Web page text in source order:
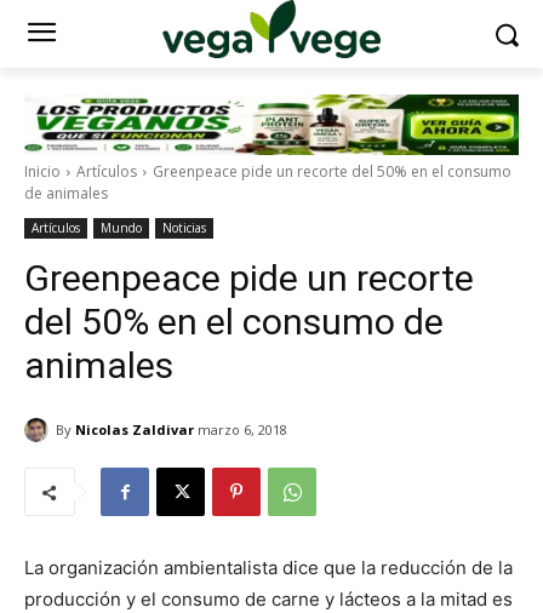
Inicio Artículos
Greenpeace pide un recorte del 50% en el consumo
de animales
Artículos Mundo Noticias
Greenpeace pide un recorte
del 50% en el consumo de
animales
By Nicolas Zaldivar marzo 6, 2018
La organización ambientalista dice que la reducción de la
producción y el consumo de carne y lácteos a la mitad es